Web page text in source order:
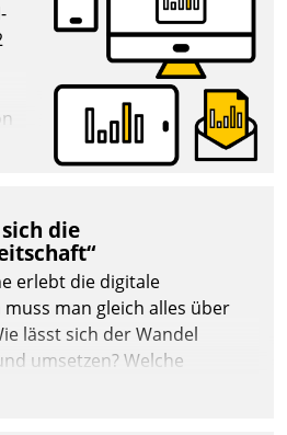
die
erlebt die digitale
man gleich alles über
lässt sich der Wandel
umsetzen? Welche